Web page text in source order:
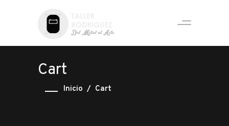
Cart
Inicio / Cart